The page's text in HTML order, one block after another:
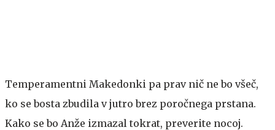
Temperamentni Makedonki pa prav nič ne bo všeč,
ko se bosta zbudila v jutro brez poročnega prstana.
Kako se bo Anže izmazal tokrat, preverite nocoj.